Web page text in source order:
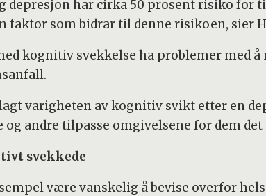
depresjon har cirka 50 prosent risiko
faktor som bidrar til denne risikoen, sier
kognitiv svekkelse ha problemer med
varigheten av kognitiv svikt etter en
og andre tilpasse omgivelsene for dem
svekkede
være vanskelig å bevise overfor